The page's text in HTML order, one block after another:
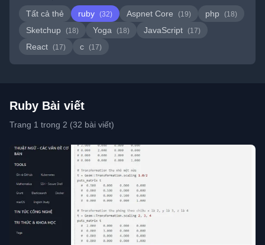
Tất cả thẻ
ruby (32) Aspnet Core (19) php (18)
Sketchup (18) Yoga (18) JavaScript (17)
React (17) c (17)
Ruby Bài viết
Trang 1 trong 2 (32 bài viết)